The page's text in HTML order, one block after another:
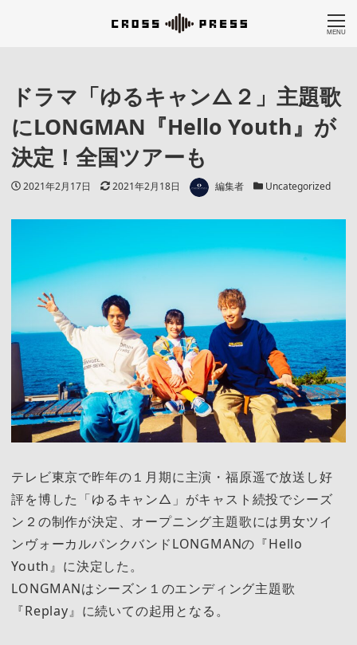
MENU
ドラマ「ゆるキャン△２」主題歌
にLONGMAN『Hello Youth』が
決定！全国ツアーも
投稿日
2021年2月17日 更新日
2021年2月18日 著者 編集者 カテゴリー
Uncategorized
テレビ東京で昨年の１月期に主演・福原遥で放送し好
評を博した「ゆるキャン△」がキャスト続投でシーズ
ン２の制作が決定、オープニング主題歌には男女ツイ
ンヴォーカルパンクバンドLONGMANの『Hello
Youth』に決定した。
LONGMANはシーズン１のエンディング主題歌
『Replay』に続いての起用となる。